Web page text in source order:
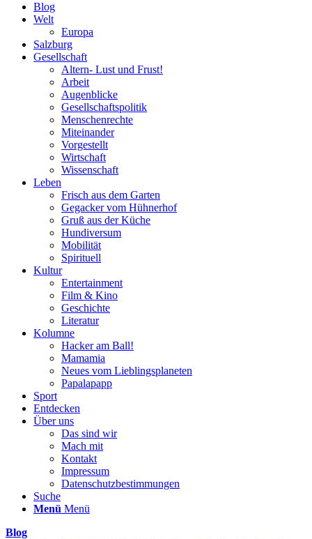
Blog
Welt
Europa
Salzburg
Gesellschaft
Altern- Lust und Frust!
Arbeit
Augenblicke
Gesellschaftspolitik
Menschenrechte
Miteinander
Vorgestellt
Wirtschaft
Wissenschaft
Leben
Frisch aus dem Garten
Gegacker vom Hühnerhof
Gruß aus der Küche
Hundiversum
Mobilität
Spirituell
Kultur
Entertainment
Film & Kino
Geschichte
Literatur
Kolumne
Hacker am Ball!
Mamamia
Neues vom Lieblingsplaneten
Papalapapp
Sport
Entdecken
Über uns
Das sind wir
Mach mit
Kontakt
Impressum
Datenschutzbestimmungen
Suche
Menü Menü
Blog